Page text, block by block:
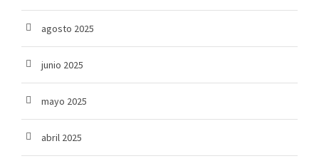
agosto 2025
junio 2025
mayo 2025
abril 2025